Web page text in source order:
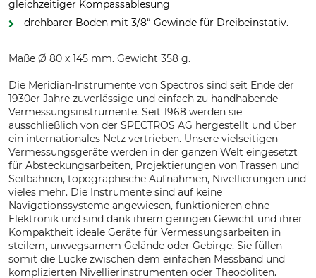
gleichzeitiger Kompassablesung
drehbarer Boden mit 3/8“-Gewinde für Dreibeinstativ.
Maße Ø 80 x 145 mm. Gewicht 358 g.
Die Meridian-Instrumente von Spectros sind seit Ende der
1930er Jahre zuverlässige und einfach zu handhabende
Vermessungsinstrumente. Seit 1968 werden sie
ausschließlich von der SPECTROS AG hergestellt und über
ein internationales Netz vertrieben. Unsere vielseitigen
Vermessungsgeräte werden in der ganzen Welt eingesetzt
für Absteckungsarbeiten, Projektierungen von Trassen und
Seilbahnen, topographische Aufnahmen, Nivellierungen und
vieles mehr. Die Instrumente sind auf keine
Navigationssysteme angewiesen, funktionieren ohne
Elektronik und sind dank ihrem geringen Gewicht und ihrer
Kompaktheit ideale Geräte für Vermessungsarbeiten in
steilem, unwegsamem Gelände oder Gebirge. Sie füllen
somit die Lücke zwischen dem einfachen Messband und
komplizierten Nivellierinstrumenten oder Theodoliten.